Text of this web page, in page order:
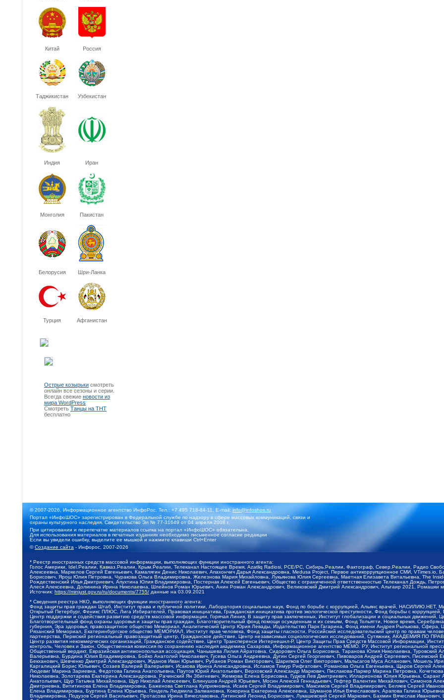
Китай Россия
Таджикистан Узбекистан
Индия Иран
Монголия Пакистан
Белорусия Шри-Ланка
Турция Афганистан
Острые козырьки смотреть
онлайн все сезоны и серии.
Всегда свежие новости из
мира WordPress
Смотреть Танцы на ТНТ
бесплатно
© 2007-2026, Информационное агентство ИнфоРос. Тел.: +7 495 718-84-11, E-mail:info@infoshos.ru
Портал «ИнфоШОС» зарегистрирован в Федеральной службе по надзору в сфере массовых коммуникаций, связи и
охраны культурного наследия. Свидетельство Эл № 77-31649 от 04 апреля 2008 г.
При цитировании и перепечатке материалов ссылка на портал «ИнфоШОС» обязательна.
Для использования материалов в печатных изданиях необходимо письменное согласие редакции
Если вы увидели ошибку, выделите ее мышкой и нажмите клавиши Ctrl+Enter
©Создание сайта - Инфорос, 2007-2026
* Реестр иностранных средств массовой информации, выполняющих функции иностранного агента:
Голос Америки, Idel.Реалии, Кавказ.Реалии, Крым.Реалии, Телеканал Настоящее Время, Azatliq Radiosi, PCE/PC, Сибирь.Реалии, Фактограф, Север.Реалии, Радио
Алексеевна, Маркелов Сергей Евгеньевич, Камалягин Денис Николаевич, Апахончич Дарья Александровна, Medusa Project, Первое антикоррупционное СМИ,
Борисович, Ярош Юлия Петровна, Чуракова Ольга Владимировна, Железнова Мария Михайловна, Лукьянова Юлия Сергеевна, Маетная Елизавета Витальевна, The
Рождественский Илья Дмитриевич, Апухтина Юлия Владимировна, Постернак Алексей Евгеньевич, Общество с ограниченной ответственностью Телеканал Дождь,
Алеся Алексеевна, Долинина Ирина Николаевна, Шлейнов Роман Юрьевич, Анин Роман Александрович, Великовский Дмитрий Александрович, Альтаир 2021, Ромашки
Источник: https://minjust.gov.ru/ru/documents/7755/ данные на 03.09.2021
* Сведения реестра НКО, выполняющих функции иностранного агента:
Фонд защиты прав граждан Штаб, Институт права и публичной политики, Лаборатория социальных наук, Фонд по борьбе с коррупцией, Альянс врачей,
Открытый Петербург, Феникс ПЛЮС, Лига Избирателей, Правовая инициатива, Гражданская инициатива против экологической преступности, Фонд борьбы с
Центр поддержки и содействия развитию средств массовой информации, Горячая Линия, В защиту прав заключенных, Институт глобализации и социальных
Благотворительный фонд охраны здоровья и защиты прав граждан, Благотворительный фонд помощи осужденным и их семьям, Фонд Тольятти, Новое время,
губерния, Эра здоровья, правозащитное общество Мемориал, Аналитический Центр Юрия Левады, Издательство Парк Гагарина, Фонд имени Андрея Рылькова,
Рязанский Мемориал, Екатеринбургское общество МЕМОРИАЛ, Институт прав человека, Фонд защиты гласности, Российский исследовательский центр по правам
партнерства, Пермский региональный правозащитный центр, Гражданское действие, Центр независимых социологических исследований, Сутяжник, АКАДЕМИЯ ПО
Центр развития некоммерческих организаций, Гражданское содействие, Центр Трансперенси Интернешнл-Р, Центр Защиты Прав Средств Массовой Информации,
контроль, Человек и Закон, Общественная комиссия по сохранению наследия академика Сахарова, Информационное агентство МЕМО. РУ, Институт региональной
Общественный вердикт, Евразийская антимонопольная ассоциация, Чанышева Лилия Айратовна, Сидорович Ольга Борисовна, Таранова Юлия Николаевна, Туровский
Валерьевна, Бурдина Юлия Владимировна, Бойко Анатолий Николаевич, Гусева Ольга Андреевна, Дугин Сергей Георгиевич, Пивоваров Андрей Сергеевич, Писемский
Бекханович, Шевченко Дмитрий Александрович, Жданов Иван Юрьевич, Рубанов Роман Викторович, Шарипков Олег Викторович, Мальсагов Муса Асланович, Мошель
Каргалицкий Борис Юльевич, Созаев Валерий Валерьевич, Исакова Ирина Александровна, Исламов Тимур Рифгатович, Романова Ольга Евгеньевна, Щаров Сергей
Людевиг Марина Зариевна, Федотова Галина Анатольевна, Паутов Юрий Анатольевич, Верховский Александр Маркович, Пислакова-Паркер Марина Петровна,
Николаевна, Золотарева Екатерина Александровна, Рачинский Ян Збигневич, Жемкова Елена Борисовна, Гудков Лев Дмитриевич, Илларионова Юлия Юрьевна,
Анатольевич, Щур Татьяна Михайловна, Щур Николай Алексеевич, Блинушов Андрей Юрьевич, Мосин Алексей Геннадьевич, Гефтер Валентин Михайлович, Симонов
Дмитриевна, Вититинова Елена Владимировна, Баженова Светлана Куприяновна, Исаев Сергей Владимирович, Максимов Сергей Владимирович, Беляев Сергей
Елена Владимировна, Буртина Елена Юрьевна, Гендель Людмила Залмановна, Кокорина Екатерина Алексеевна, Шуманов Илья Вячеславович, Арапова Галина
Владимировна, Подузов Сергей Васильевич, Протасова Ирина Вячеславовна, Литинский Леонид Борисович, Лукашевский Сергей Маркович, Бахмин Вячеслав